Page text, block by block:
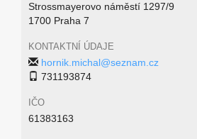
Strossmayerovo náměstí 1297/9
1700 Praha 7
KONTAKTNÍ ÚDAJE
hornik.michal@seznam.cz
731193874
IČO
61383163